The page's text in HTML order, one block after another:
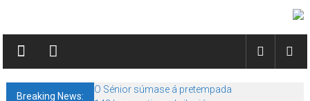
Breaking News:
O Sénior súmase á pretempada